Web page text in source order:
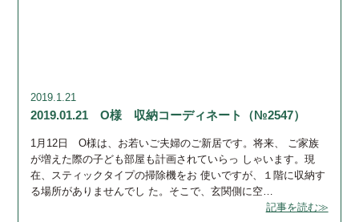
2019.1.21
2019.01.21 O様 収納コーディネート（№2547）
1月12日 O様は、お若いご夫婦のご新居です。将来、 ご家族
が増えた際の子ども部屋も計画されていらっ しゃいます。現
在、スティックタイプの掃除機をお 使いですが、１階に収納す
る場所がありませんでし た。そこで、玄関側に空…
記事を読む≫